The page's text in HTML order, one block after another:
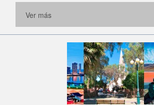
Ver más